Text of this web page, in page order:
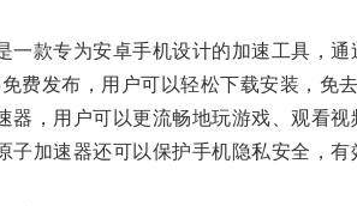
款专为安卓手机设计的加速工具，通
发布，用户可以轻松下载安装，免去
，用户可以更流畅地玩游戏、观看视
加速器还可以保护手机隐私安全，有